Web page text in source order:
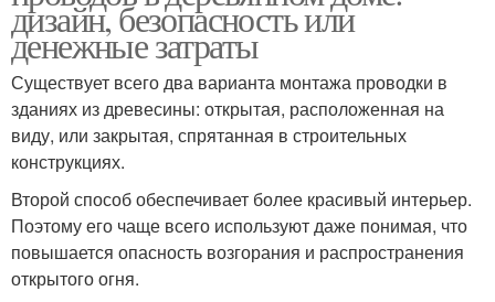
дизайн, безопасность или
денежные затраты
Существует всего два варианта монтажа проводки в
зданиях из древесины: открытая, расположенная на
виду, или закрытая, спрятанная в строительных
конструкциях.
Второй способ обеспечивает более красивый интерьер.
Поэтому его чаще всего используют даже понимая, что
повышается опасность возгорания и распространения
открытого огня.